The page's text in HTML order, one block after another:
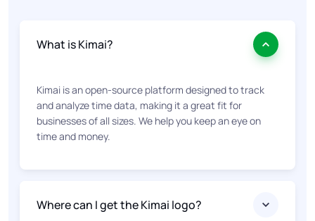
What is Kimai?
Kimai is an open-source platform designed to track
and analyze time data, making it a great fit for
businesses of all sizes. We help you keep an eye on
time and money.
Where can I get the Kimai logo?